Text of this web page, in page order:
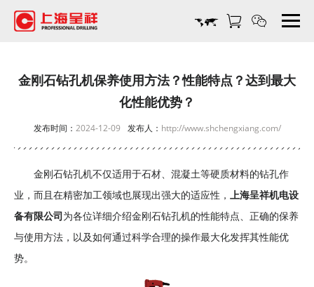
法？
点？
金刚石钻孔机保养使用方法？性能特点？达到最大
化性能优势？
发布时间： 2024-12-09 发布人： http://www.shchengxiang.com/
金刚石钻孔机不仅适用于石材、混凝土等硬质材料的钻孔作
业，而且在精密加工领域也展现出强大的适应性， 上海呈祥机电设
备有限公司为各位详细介绍金刚石钻孔机的性能特点、正确的保养
与使用方法，以及如何通过科学合理的操作最大化发挥其性能优
势。